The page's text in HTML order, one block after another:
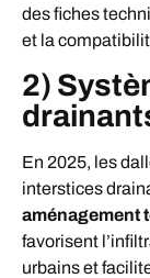
des fiches
et la
2)
En 2025, les
interstices
aménagement
favorisent
urbains et